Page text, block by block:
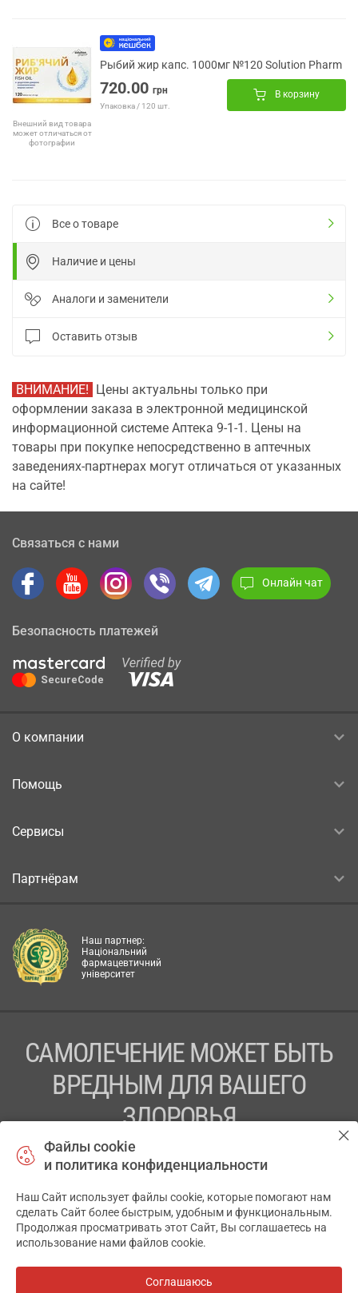
Внешний вид товара
может отличаться от
фотографии
Рыбий жир капс. 1000мг №120 Solution Pharm
720.00 грн
Упаковка / 120 шт.
В корзину
Все о товаре
Наличие и цены
Аналоги и заменители
Оставить отзыв
ВНИМАНИЕ! Цены актуальны только при
оформлении заказа в электронной медицинской
информационной системе Аптека 9-1-1. Цены на
товары при покупке непосредственно в аптечных
заведениях-партнерах могут отличаться от указанных
на сайте!
Связаться с нами
Онлайн чат
Безопасность платежей
О компании
Помощь
Сервисы
Партнёрам
Наш партнер:
Національний
фармацевтичний
університет
САМОЛЕЧЕНИЕ МОЖЕТ БЫТЬ
ВРЕДНЫМ ДЛЯ ВАШЕГО
ЗДОРОВЬЯ
ПЕРЕД ПРИМЕНЕНИЕМ ПРЕПАРАТА
ПРОКОНСУЛЬТИРУЙТЕСЬ С ВРАЧОМ
ТОВ «АПТЕКА 911.ЮА» Код ЄДРПОУ 43631965.
Отказ от ответственности
АПТЕКА911.ЮА
Файлы cookie
и политика конфиденциальности
Наш Сайт использует файлы cookie, которые помогают нам
сделать Сайт более быстрым, удобным и функциональным.
Продолжая просматривать этот Сайт, Вы соглашаетесь на
использование нами файлов cookie.
Соглашаюсь
✕